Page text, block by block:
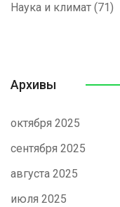
Наука и климат (71)
Архивы
октября 2025
сентября 2025
августа 2025
июля 2025